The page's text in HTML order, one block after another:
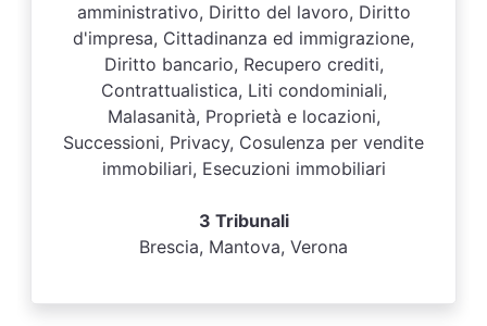
amministrativo, Diritto del lavoro, Diritto
d'impresa, Cittadinanza ed immigrazione,
Diritto bancario, Recupero crediti,
Contrattualistica, Liti condominiali,
Malasanità, Proprietà e locazioni,
Successioni, Privacy, Cosulenza per vendite
immobiliari, Esecuzioni immobiliari
3 Tribunali
Brescia, Mantova, Verona